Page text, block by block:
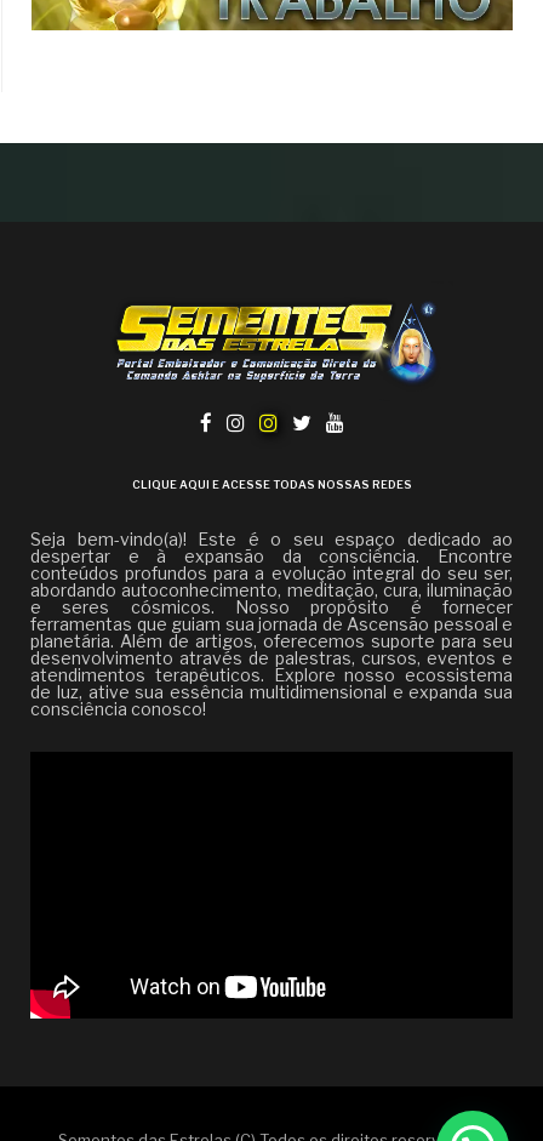
CLIQUE AQUI E ACESSE TODAS NOSSAS REDES
Seja bem-vindo(a)! Este é o seu espaço dedicado ao
despertar e à expansão da consciência. Encontre
conteúdos profundos para a evolução integral do seu ser,
abordando autoconhecimento, meditação, cura, iluminação
e seres cósmicos. Nosso propósito é fornecer
ferramentas que guiam sua jornada de Ascensão pessoal e
planetária. Além de artigos, oferecemos suporte para seu
desenvolvimento através de palestras, cursos, eventos e
atendimentos terapêuticos. Explore nosso ecossistema
de luz, ative sua essência multidimensional e expanda sua
consciência conosco!